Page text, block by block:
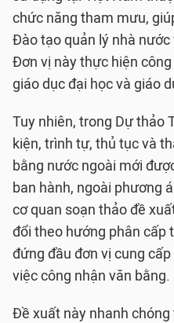
chức năng tham mưu,
Đào tạo quản lý nhà
Đơn vị này thực hiện
giáo dục đại học và giáo
Tuy nhiên, trong Dự thảo
kiện, trình tự, thủ tục và
bằng nước ngoài mới
ban hành, ngoài phương
cơ quan soạn thảo đề
đổi theo hướng phân cấp
đứng đầu đơn vị cung
việc công nhận văn bằng.
Đề xuất này nhanh